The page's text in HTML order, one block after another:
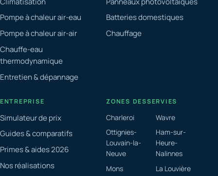
Pompe à chaleur air-eau
Pompe à chaleur air-air
Chauffe-eau
thermodynamique
Entretien & dépannage
Batteries domestiques
Chauffage
ENTREPRISE
Simulateur de prix
Guides & comparatifs
Primes & aides 2026
Nos réalisations
ZONES DESSERVIES
Charleroi
Wavre
Ottignies-
Louvain-la-
Neuve
Ham-sur-
Heure-
Nalinnes
Mons
La Louvière